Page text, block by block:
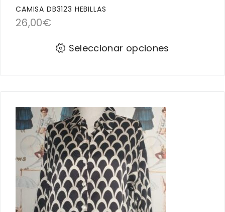
CAMISA DB3123 HEBILLAS
26,00€
Seleccionar opciones